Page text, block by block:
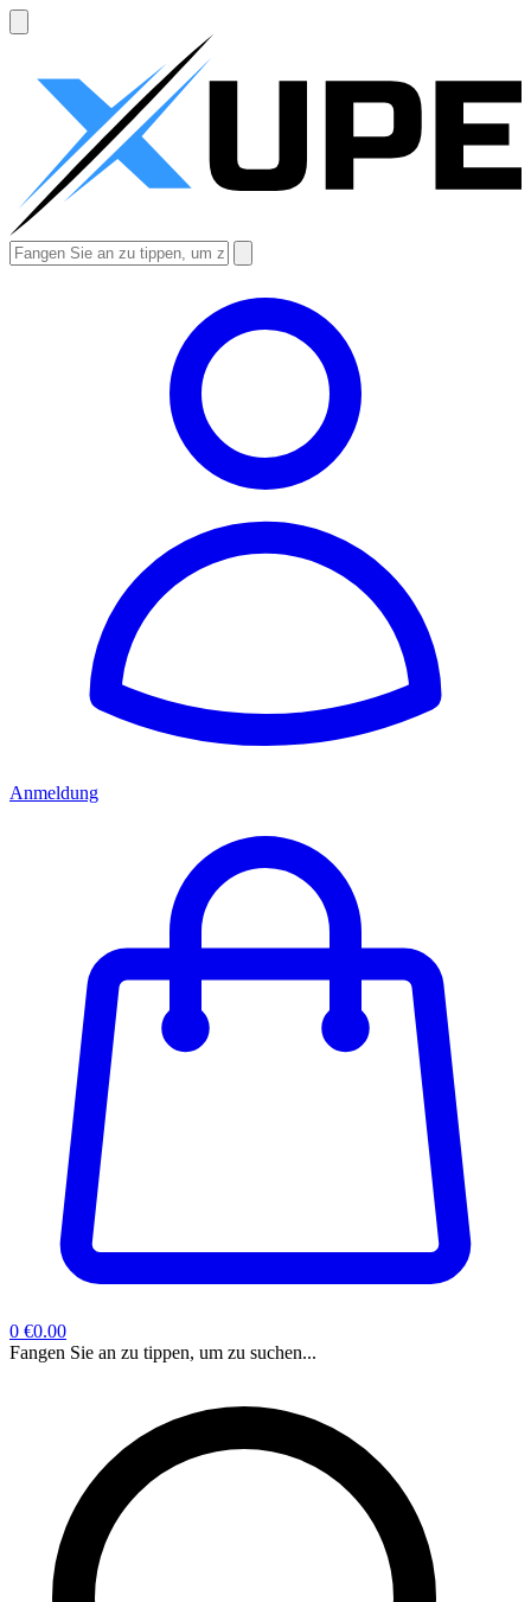
Anmeldung
0 €0.00
Fangen Sie an zu tippen, um zu suchen...